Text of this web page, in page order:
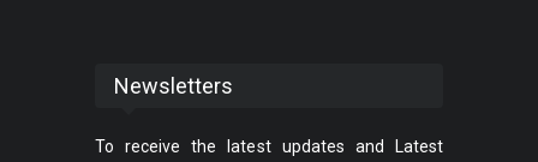
Newsletters
To receive the latest updates and Latest